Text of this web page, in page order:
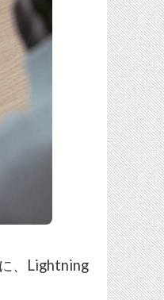
、Lightning